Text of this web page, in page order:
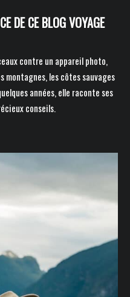
DE CE BLOG VOYAGE
contre un appareil photo,
montagnes, les côtes sauvages
années, elle raconte ses
conseils.